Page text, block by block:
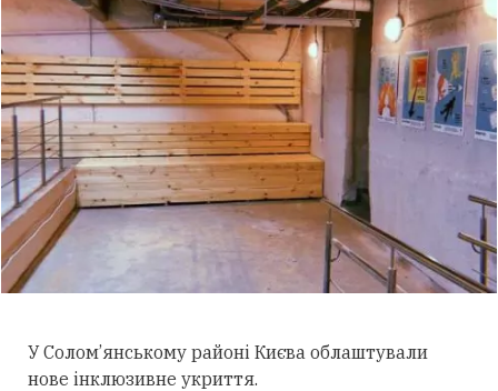
У Солом’янському районі Києва облаштували
нове інклюзивне укриття.